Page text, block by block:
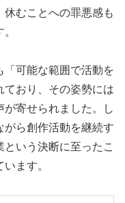
休むことへの罪悪感も
「可能な範囲で活動を
おり、その姿勢には
寄せられました。し
ら創作活動を継続す
いう決断に至ったこ
ます。